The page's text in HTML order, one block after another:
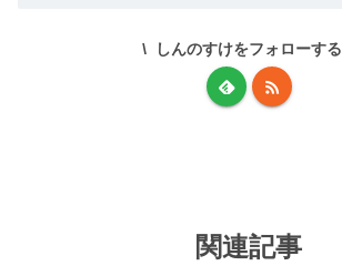
しんのすけをフォローする
関連記事